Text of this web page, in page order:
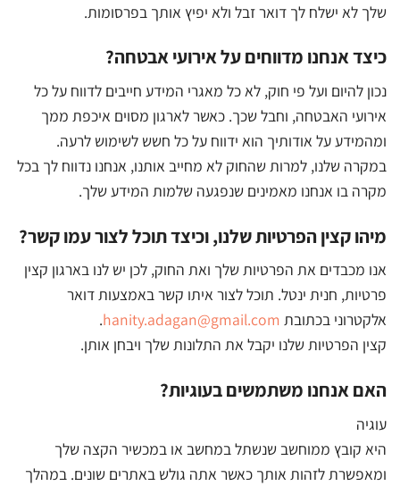
שלך לא ישלח לך דואר זבל ולא יפיץ אותך בפרסומות.
כיצד אנחנו מדווחים על אירועי אבטחה?
נכון להיום ועל פי חוק, לא כל מאגרי המידע חייבים לדווח על כל
אירועי האבטחה, וחבל שכך. כאשר לארגון מסוים איכפת ממך
ומהמידע על אודותיך הוא ידווח על כל חשש לשימוש לרעה.
במקרה שלנו, למרות שהחוק לא מחייב אותנו, אנחנו נדווח לך בכל
מקרה בו אנחנו מאמינים שנפגעה שלמות המידע שלך.
מיהו קצין הפרטיות שלנו, וכיצד תוכל לצור עמו קשר?
אנו מכבדים את הפרטיות שלך ואת החוק, לכן יש לנו בארגון קצין
פרטיות, חנית ינטל. תוכל לצור איתו קשר באמצעות דואר
אלקטרוני בכתובת hanity.adagan@gmail.com
.
קצין הפרטיות שלנו יקבל את התלונות שלך ויבחן אותן.
האם אנחנו משתמשים בעוגיות?
עוגיה
היא קובץ ממוחשב שנשתל במחשב או במכשיר הקצה שלך
ומאפשרת לזהות אותך כאשר אתה גולש באתרים שונים. במהלך